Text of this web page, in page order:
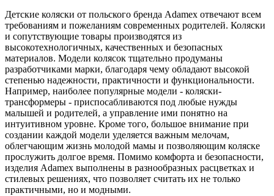
Детские коляски от польского бренда Adamex отвечают всем
требованиям и пожеланиям современных родителей. Коляски
и сопутствующие товары производятся из
высокотехнологичных, качественных и безопасных
материалов. Модели колясок тщательно продуманы
разработчиками марки, благодаря чему обладают высокой
степенью надежности, практичности и функциональности.
Например, наиболее популярные модели - коляски-
трансформеры - приспосабливаются под любые нужды
малышей и родителей, а управление ими понятно на
интуитивном уровне. Кроме того, большое внимание при
создании каждой модели уделяется важным мелочам,
облегчающим жизнь молодой мамы и позволяющим коляске
прослужить долгое время. Помимо комфорта и безопасности,
изделия Adamex выполнены в разнообразных расцветках и
стилевых решениях, что позволяет считать их не только
практичными, но и модными.